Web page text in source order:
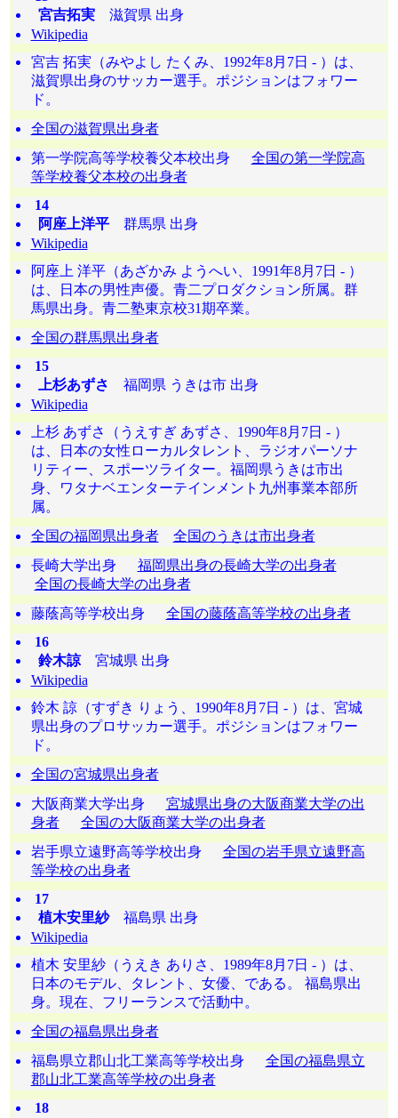
宮吉拓実滋賀県 出身
Wikipedia
宮吉 拓実（みやよし たくみ、1992年8月7日 - ）は、
滋賀県出身のサッカー選手。ポジションはフォワー
ド。
全国の滋賀県出身者
第一学院高等学校養父本校出身 全国の第一学院高
等学校養父本校の出身者
14
阿座上洋平群馬県 出身
Wikipedia
阿座上 洋平（あざかみ ようへい、1991年8月7日 - ）
は、日本の男性声優。青二プロダクション所属。群
馬県出身。青二塾東京校31期卒業。
全国の群馬県出身者
15
上杉あずさ 福岡県 うきは市 出身
Wikipedia
上杉 あずさ（うえすぎ あずさ、1990年8月7日 - ）
は、日本の女性ローカルタレント、ラジオパーソナ
リティー、スポーツライター。福岡県うきは市出
身、ワタナベエンターテインメント九州事業本部所
属。
全国の福岡県出身者
全国のうきは市出身者
長崎大学出身 福岡県出身の長崎大学の出身者
全国の長崎大学の出身者
藤蔭高等学校出身 全国の藤蔭高等学校の出身者
16
鈴木諒宮城県 出身
Wikipedia
鈴木 諒（すずき りょう、1990年8月7日 - ）は、宮城
県出身のプロサッカー選手。ポジションはフォワー
ド。
全国の宮城県出身者
大阪商業大学出身 宮城県出身の大阪商業大学の出
身者
全国の大阪商業大学の出身者
岩手県立遠野高等学校出身 全国の岩手県立遠野高
等学校の出身者
17
植木安里紗福島県 出身
Wikipedia
植木 安里紗（うえき ありさ、1989年8月7日 - ）は、
日本のモデル、タレント、女優、である。 福島県出
身。現在、フリーランスで活動中。
全国の福島県出身者
福島県立郡山北工業高等学校出身 全国の福島県立
郡山北工業高等学校の出身者
18